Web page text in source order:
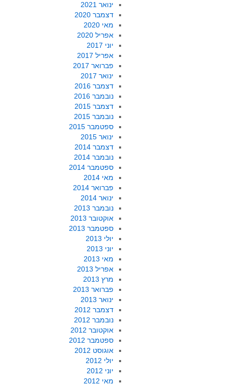
ינואר 2021
דצמבר 2020
מאי 2020
אפריל 2020
יוני 2017
אפריל 2017
פברואר 2017
ינואר 2017
דצמבר 2016
נובמבר 2016
דצמבר 2015
נובמבר 2015
ספטמבר 2015
ינואר 2015
דצמבר 2014
נובמבר 2014
ספטמבר 2014
מאי 2014
פברואר 2014
ינואר 2014
נובמבר 2013
אוקטובר 2013
ספטמבר 2013
יולי 2013
יוני 2013
מאי 2013
אפריל 2013
מרץ 2013
פברואר 2013
ינואר 2013
דצמבר 2012
נובמבר 2012
אוקטובר 2012
ספטמבר 2012
אוגוסט 2012
יולי 2012
יוני 2012
מאי 2012